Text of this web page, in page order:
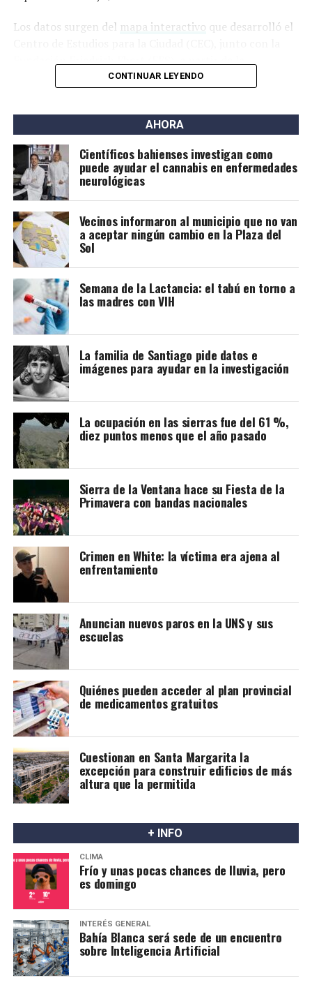
Los datos surgen del mapa interactivo que desarrolló el
información de la Central de Deudores del Banco
CONTINUAR LEYENDO
AHORA
Científicos bahienses investigan como
puede ayudar el cannabis en enfermedades
neurológicas
Vecinos informaron al municipio que no van
a aceptar ningún cambio en la Plaza del
Sol
Semana de la Lactancia: el tabú en torno a
las madres con VIH
La familia de Santiago pide datos e
imágenes para ayudar en la investigación
La ocupación en las sierras fue del 61 %,
diez puntos menos que el año pasado
Sierra de la Ventana hace su Fiesta de la
Primavera con bandas nacionales
Crimen en White: la víctima era ajena al
enfrentamiento
Anuncian nuevos paros en la UNS y sus
escuelas
Quiénes pueden acceder al plan provincial
de medicamentos gratuitos
Cuestionan en Santa Margarita la
excepción para construir edificios de más
altura que la permitida
+ INFO
CLIMA
Frío y unas pocas chances de lluvia, pero
es domingo
INTERÉS GENERAL
Bahía Blanca será sede de un encuentro
sobre Inteligencia Artificial